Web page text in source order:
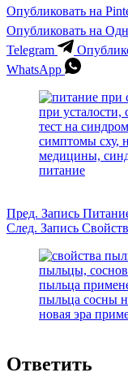
Опубликовать на
Опубликовать на
Telegram
WhatsApp
Пред. Запись
След. Запись
Ответить